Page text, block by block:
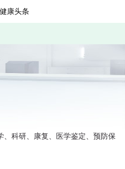
健康头条
科研、康复、医学鉴定、预防保